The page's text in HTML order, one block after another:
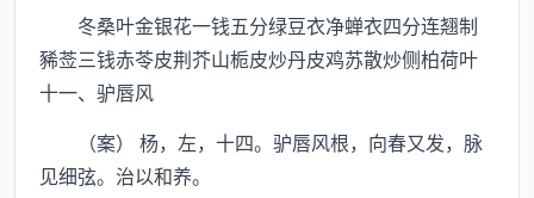
冬桑叶金银花一钱五分绿豆衣净蝉衣四分连翘制
豨莶三钱赤苓皮荆芥山栀皮炒丹皮鸡苏散炒侧柏荷叶
十一、驴唇风
（案） 杨，左，十四。驴唇风根，向春又发，脉
见细弦。治以和养。